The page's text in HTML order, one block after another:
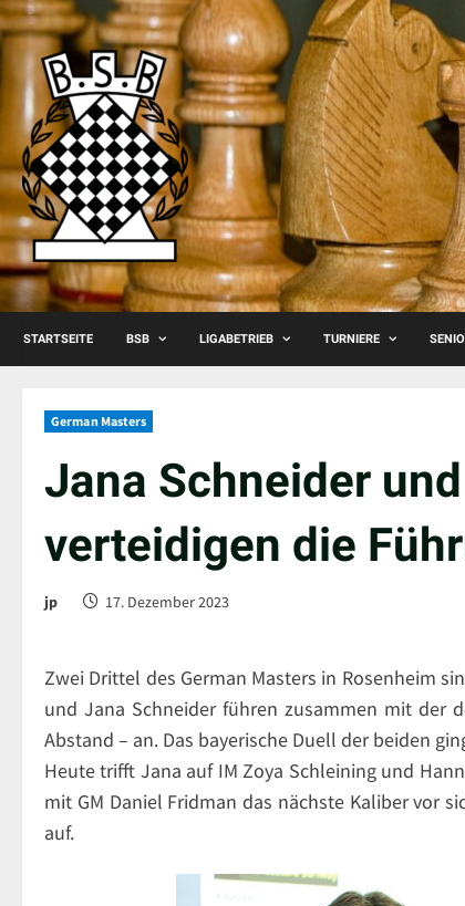
Skip
to
content
STARTSEITE BSB LIGABETRIEB TURNIERE
German Masters
Jana Schneider
verteidigen die
jp 17. Dezember 2023
Zwei Drittel des German Masters in Rosenheim
und Jana Schneider führen zusammen mit der
Abstand – an. Das bayerische Duell der beiden
Heute trifft Jana auf IM Zoya Schleining und
mit GM Daniel Fridman das nächste Kaliber vor
auf.